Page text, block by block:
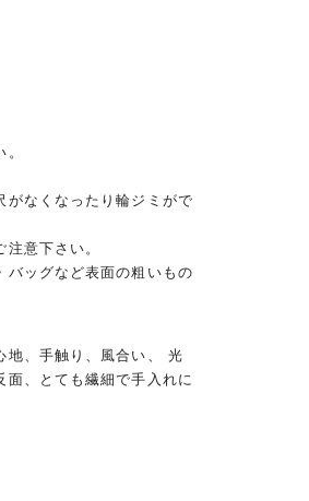
がなくなったり輪ジミがで
意下さい。
バッグなど表面の粗いもの
地、手触り、風合い、 光
面、とても繊細で手入れに